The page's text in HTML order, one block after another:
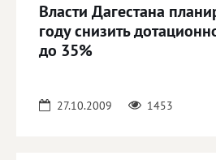
Власти Дагестана
году снизить
до 35%
27.10.2009 1453